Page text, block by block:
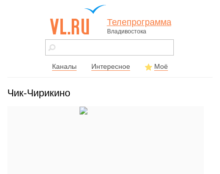
vl.ru - сайт
города
Телепрограмма
Владивостока
Каналы Интересное Моё
Чик-Чирикино